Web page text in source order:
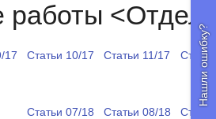
17 Статьи 10/17 Статьи 11/17
Статьи 07/18 Статьи 08/18
Нашли ошибку?